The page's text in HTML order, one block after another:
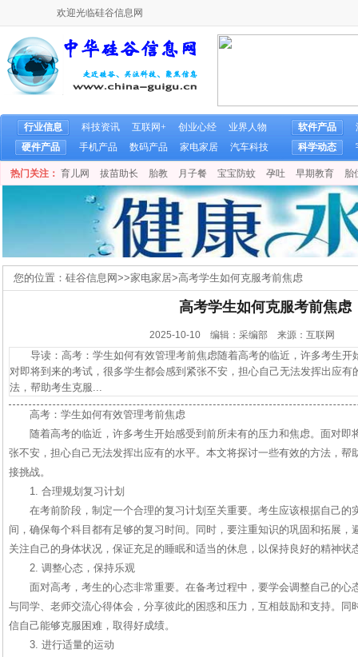
欢迎光临硅谷信息网
行业信息 科技资讯 互联网+ 创业心经
业界人物
硬件产品
手机产品 数码产品 家电家居 汽车科技
软件产品
科学动态
热门关注： 育儿网 拔苗助长 胎教 月子餐 宝宝防蚊 孕吐 早期教育 胎
您的位置： 硅谷信息网>>家电家居>高考学生如何克服考前焦虑
高考学生如何克服考前焦虑
2025-10-10 编辑：采编部 来源：互联网
导读：高考：学生如何有效管理考前焦虑随着高考的临近，许多考生开
对即将到来的考试，很多学生都会感到紧张不安，担心自己无法发挥出应有
法，帮助考生克服...
高考：学生如何有效管理考前焦虑
随着高考的临近，许多考生开始感受到前所未有的压力和焦虑。面对即
张不安，担心自己无法发挥出应有的水平。本文将探讨一些有效的方法，帮
接挑战。
1. 合理规划复习计划
在考前阶段，制定一个合理的复习计划至关重要。考生应该根据自己的
间，确保每个科目都有足够的复习时间。同时，要注重知识的巩固和拓展，
关注自己的身体状况，保证充足的睡眠和适当的休息，以保持良好的精神状
2. 调整心态，保持乐观
面对高考，考生的心态非常重要。在备考过程中，要学会调整自己的心
与同学、老师交流心得体会，分享彼此的困惑和压力，互相鼓励和支持。同
信自己能够克服困难，取得好成绩。
3. 进行适量的运动